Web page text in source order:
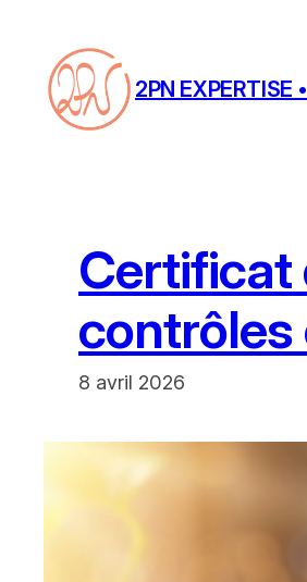
contenu
2PN EXPERTISE
Certificat
8 avril 2026